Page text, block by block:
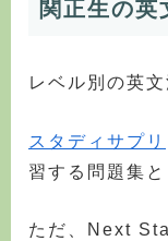
関正生の英
レベル別の英
スタディサプリ
習する問題集と
ただ、Next